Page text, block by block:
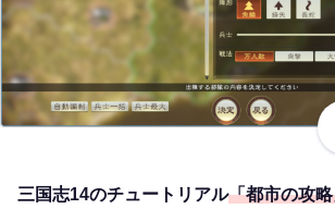
三国志14のチュートリアル「都市の攻